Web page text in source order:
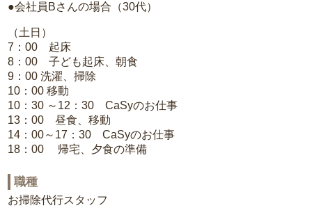
●会社員Bさんの場合（30代）
（土日）
7：00 起床
8：00 子ども起床、朝食
9：00 洗濯、掃除
10：00 移動
10：30 ～12：30 CaSyのお仕事
13：00 昼食、移動
14：00～17：30 CaSyのお仕事
18：00 帰宅、夕食の準備
職種
お掃除代行スタッフ